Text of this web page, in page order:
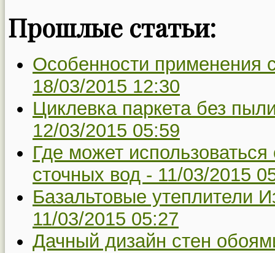
Прошлые статьи:
Особенности применения
18/03/2015 12:30
Циклевка паркета без
12/03/2015 05:59
Где может
сточных вод - 11/03/2015
Базальтовые утеплители
11/03/2015 05:27
Дачный дизайн стен